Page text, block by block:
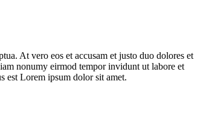
At vero eos et accusam et justo duo dolores et
nonumy eirmod tempor invidunt ut labore et
est Lorem ipsum dolor sit amet.